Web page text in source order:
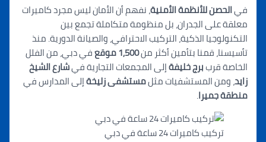
فيالحصن للأنظمة الأمنية، نفهم أن الأمان ليس مجرد كاميرات
معلقة على الجدران، بل منظومة متكاملة تجمع بين
التكنولوجيا الذكية، التركيب الاحترافي، والصيانة الدورية. منذ
تأسيسنا، قمنا بتأمين أكثر من1,500موقعفي دب ي، من الفلل
الخاصة قرببرج خليفةإلى المجمعات التجارية فيشارع الشيخ
زايد، ومن المستشفيات مثلمستشفى زليخةإلى المدارس في
منطقة جميرا.
تركيب كاميرات 24 ساعة في دبي